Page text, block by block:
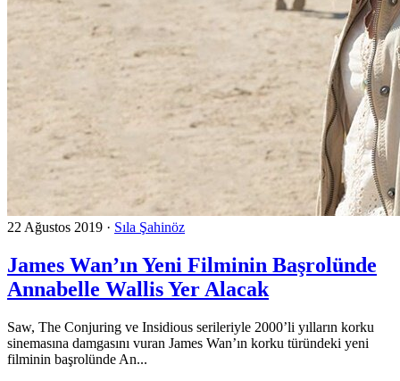
22 Ağustos 2019 · Sıla Şahinöz
James Wan’ın Yeni Filminin Başrolünde
Annabelle Wallis Yer Alacak
Saw, The Conjuring ve Insidious serileriyle 2000’li yılların korku
sinemasına damgasını vuran James Wan’ın korku türündeki yeni
filminin başrolünde An...